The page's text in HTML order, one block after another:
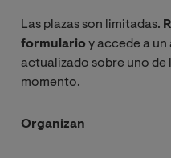
Las plazas son limitadas.
formularioy accede a un
actualizado sobre uno de
momento.
Organizan